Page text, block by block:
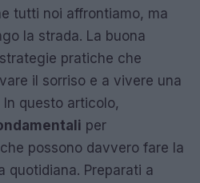
tutti noi affrontiamo, ma
la strada. La buona
pratiche che
il sorriso e a vivere una
questo articolo,
per
possono davvero fare la
quotidiana. Preparati a